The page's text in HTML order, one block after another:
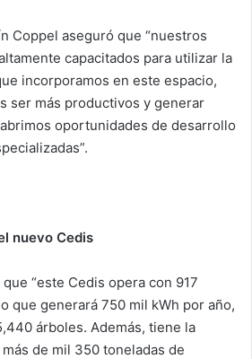
Coppel aseguró que “nuestros
capacitados para utilizar la
incorporamos en este espacio,
ser más productivos y generar
oportunidades de desarrollo
nuevo Cedis
“este Cedis opera con 917
que generará 750 mil kWh por año,
árboles. Además, tiene la
de mil 350 toneladas de